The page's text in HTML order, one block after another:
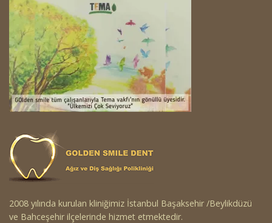
2008 yılında kurulan kliniğimiz İstanbul Başaksehir /Beylikdüzü
ve Bahceşehir ilçelerinde hizmet etmektedir.